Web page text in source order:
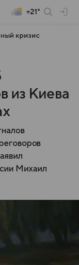
+21°
кризис
из Киева
Михаил